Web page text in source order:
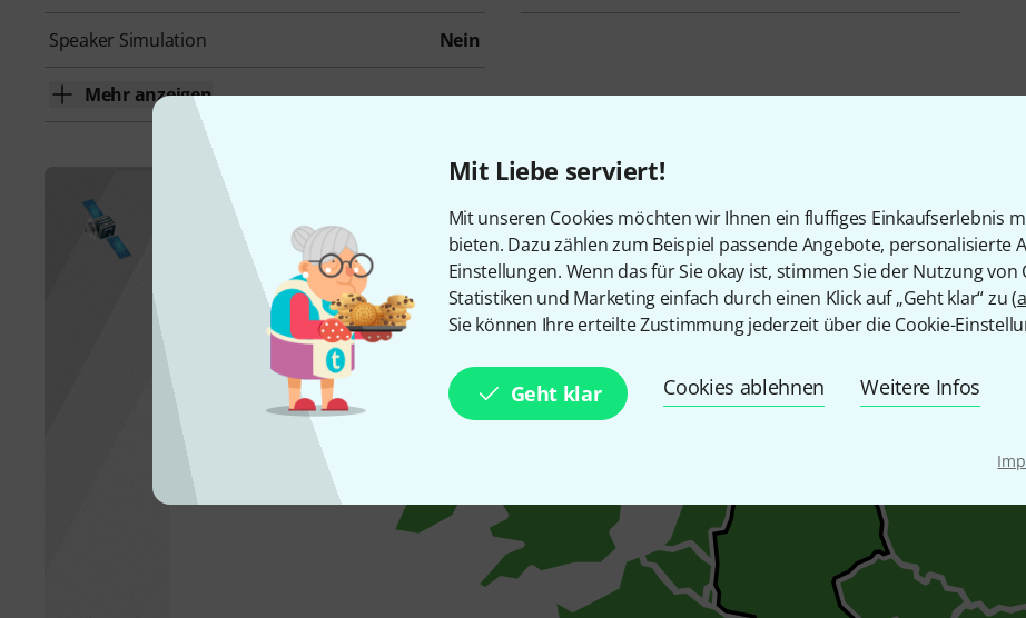
Mit Liebe serviert!
Mit unseren Cookies möchten wir Ihnen ein fluffiges Einkaufserlebnis
bieten. Dazu zählen zum Beispiel passende Angebote, personalisierte
Einstellungen. Wenn das für Sie okay ist, stimmen Sie der Nutzung von
Statistiken und Marketing einfach durch einen Klick auf „Geht klar“ zu (
Sie können Ihre erteilte Zustimmung jederzeit über die Cookie-
Geht klar Cookies ablehnen Weitere Infos
Speaker Simulation Nein
Mehr anzeigen
Hinweise zu den unterstützten Frequenzbereichen
Hier sehen Sie, welche Frequenzbereiche von dieser Drahtlosanlage unterstützt werden und in welchen
Drahtlos-Anwendungen erlaubt sind.
Lizenzpflichtig
Anmeldung erforderlich